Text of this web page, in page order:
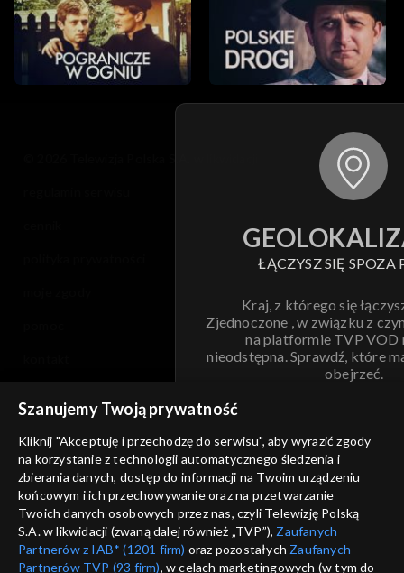
ŁĄCZYSZ SIĘ SPOZA
Kraj, z którego się
Zjednoczone , w związku z
na platformie TVP VOD
nieodstępna. Sprawdź, które
obejrzeć.
ANULUJ
informacje o dostawcy usług
Szanujemy Twoją prywatność
Kliknij "Akceptuję i przechodzę do serwisu", aby wyrazić zgody
na korzystanie z technologii automatycznego śledzenia i
zbierania danych, dostęp do informacji na Twoim urządzeniu
końcowym i ich przechowywanie oraz na przetwarzanie
Twoich danych osobowych przez nas, czyli Telewizję Polską
S.A. w likwidacji (zwaną dalej również „TVP”), Zaufanych
Partnerów z IAB* (1201 firm) oraz pozostałych Zaufanych
Partnerów TVP (93 firm), w celach marketingowych (w tym do